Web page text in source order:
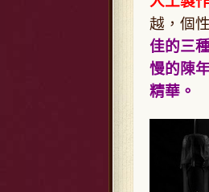
越，個
佳的三
慢的陳
精華。